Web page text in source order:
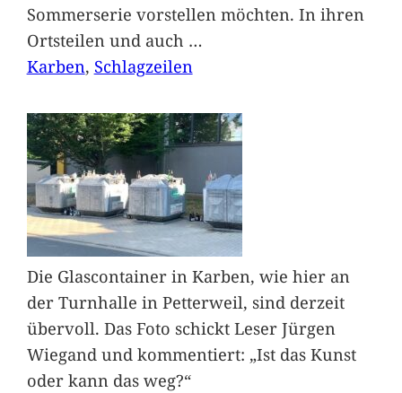
Sommerserie vorstellen möchten. In ihren
Ortsteilen und auch …
Karben, Schlagzeilen
Die Glascontainer in Karben, wie hier an
der Turnhalle in Petterweil, sind derzeit
übervoll. Das Foto schickt Leser Jürgen
Wiegand und kommentiert: „Ist das Kunst
oder kann das weg?“